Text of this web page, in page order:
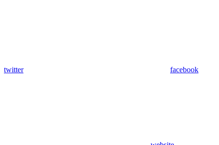
twitter facebook